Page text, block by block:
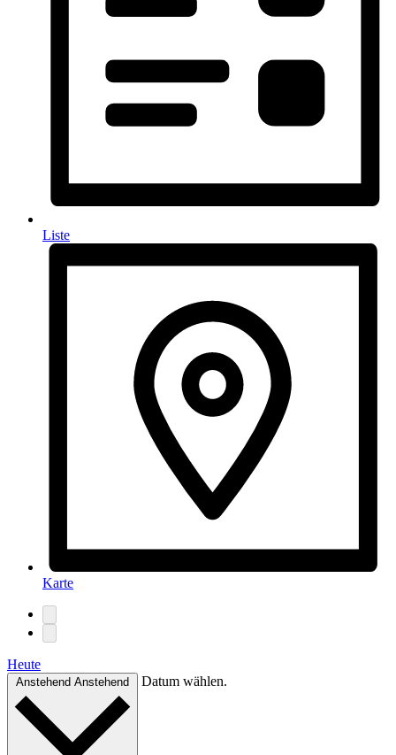
Liste
Karte
Heute
Anstehend Anstehend Datum wählen.